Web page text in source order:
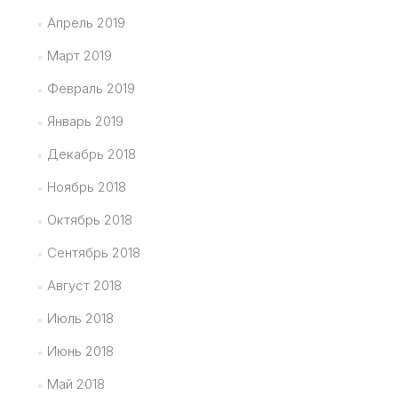
Апрель 2019
Март 2019
Февраль 2019
Январь 2019
Декабрь 2018
Ноябрь 2018
Октябрь 2018
Сентябрь 2018
Август 2018
Июль 2018
Июнь 2018
Май 2018